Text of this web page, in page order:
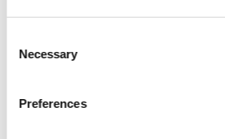
Selection
Necessary
Preferences
película, algunos incluso actuaron
sus experiencias han inspirado e
de vista de los actores.
estrellas. La famosa actriz tunecina